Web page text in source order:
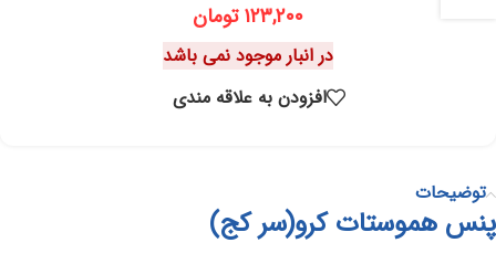
۱۲۳,۲۰۰ تومان
در انبار موجود نمی باشد
افزودن به علاقه مندی
توضیحات
پنس هموستات کرو(سر کج)